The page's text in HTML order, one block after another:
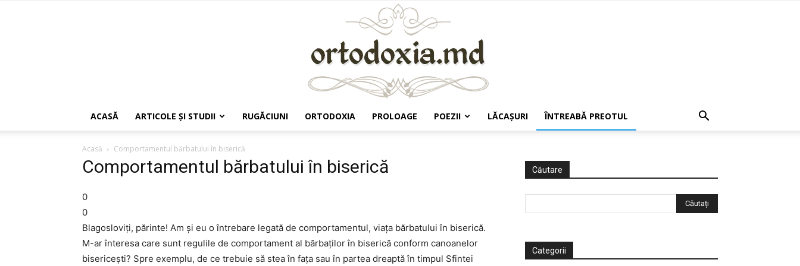
ACASĂ ARTICOLE ŞI STUDII RUGĂCIUNI ORTODOXIA PROLOAGE POEZII LĂCAŞURI ÎNTREABĂ PREOTUL
Acasă Comportamentul bărbatului în biserică
Comportamentul bărbatului în biserică
0
0
Blagosloviţi, părinte! Am şi eu o întrebare legată de comportamentul, viaţa bărbatului în biserică.
M-ar înteresa care sunt regulile de comportament al bărbaţilor în biserică conform canoanelor
bisericeşti? Spre exemplu, de ce trebuie să stea în faţa sau în partea dreaptă în timpul Sfintei
Căutare
Categorii